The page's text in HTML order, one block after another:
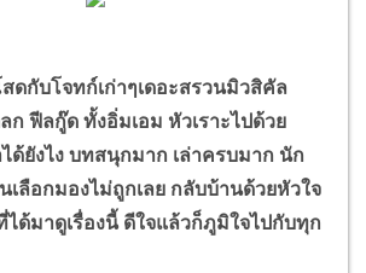
บโจทก์เก่าๆเดอะสรวนมิวสิคัล
ฟีลกู๊ด ทั้งอิ่มเอม หัวเราะไปด้วย
ด้ยังไง บทสนุกมาก เล่าครบมาก นัก
เลือกมองไม่ถูกเลย กลับบ้านด้วยหัวใจ
ด้มาดูเรื่องนี้ ดีใจแล้วก็ภูมิใจไปกับทุก